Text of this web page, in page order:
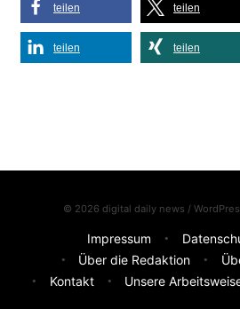
teilen teilen
teilen teilen
© 2026 digital daily news /
Impressum
Über die Redaktion
Kontakt
Unsere